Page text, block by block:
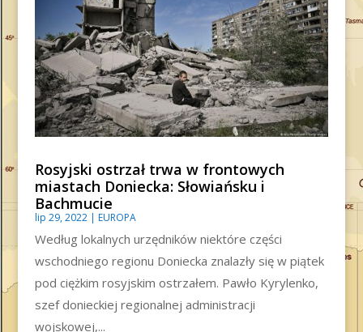
Rosyjski ostrzał trwa w frontowych
miastach Doniecka: Słowiańsku i
Bachmucie
lip 29, 2022| EUROPA
Według lokalnych urzędników niektóre części
wschodniego regionu Doniecka znalazły się w piątek
pod ciężkim rosyjskim ostrzałem. Pawło Kyrylenko,
szef donieckiej regionalnej administracji
wojskowej,...